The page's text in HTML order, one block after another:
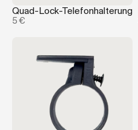
Quad-Lock-Telefonhalterung
5 €